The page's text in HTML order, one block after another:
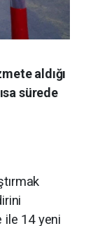
aldığı
sürede
ile 14 yeni